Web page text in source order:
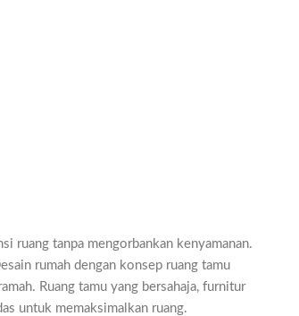
ruang tanpa mengorbankan kenyamanan.
rumah dengan konsep ruang tamu
Ruang tamu yang bersahaja, furnitur
untuk memaksimalkan ruang.